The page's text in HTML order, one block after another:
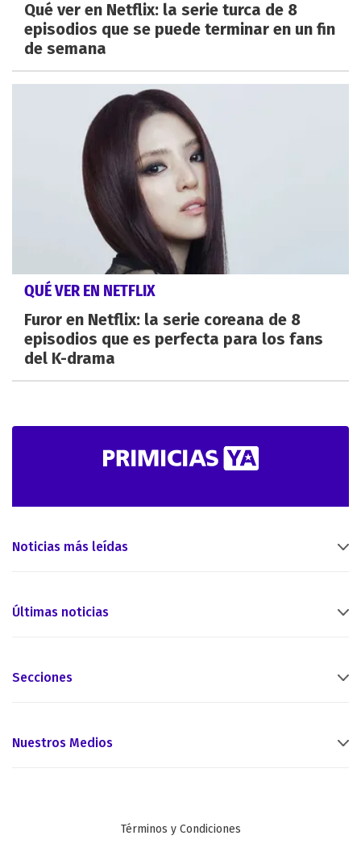
Qué ver en Netflix: la serie turca de 8
episodios que se puede terminar en un fin
de semana
QUÉ VER EN NETFLIX
Furor en Netflix: la serie coreana de 8
episodios que es perfecta para los fans
del K-drama
Noticias más leídas
Últimas noticias
Secciones
Nuestros Medios
Términos y Condiciones